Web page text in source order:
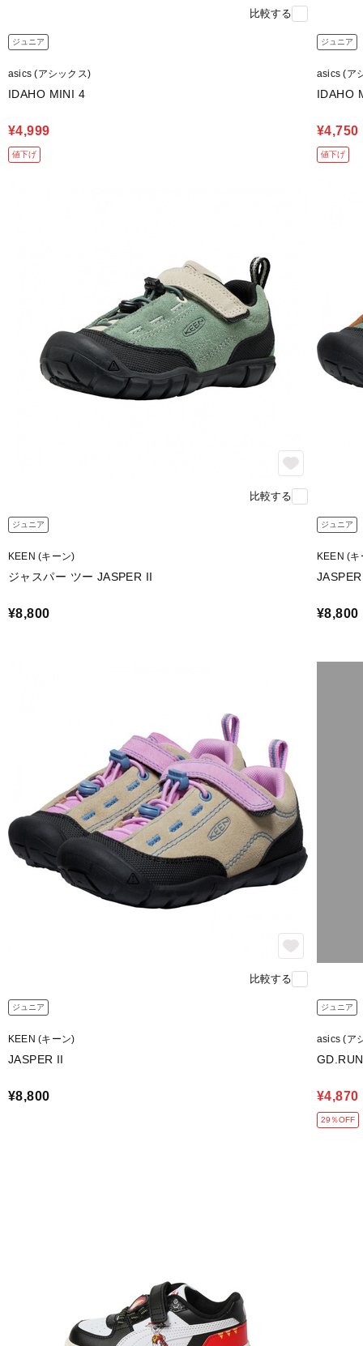
比較する
ジュニア
asics (アシックス)
IDAHO MINI 4
¥4,999
値下げ
ジュニア
asics (ア
IDAHO
¥4,750
値下げ
比較する
ジュニア
KEEN (キーン)
ジャスパー ツー JASPER II
¥8,800
ジュニア
KEEN (キ
¥8,800
比較する
ジュニア
KEEN (キーン)
JASPER II
¥8,800
ジュニア
asics (ア
¥4,870
29％OFF